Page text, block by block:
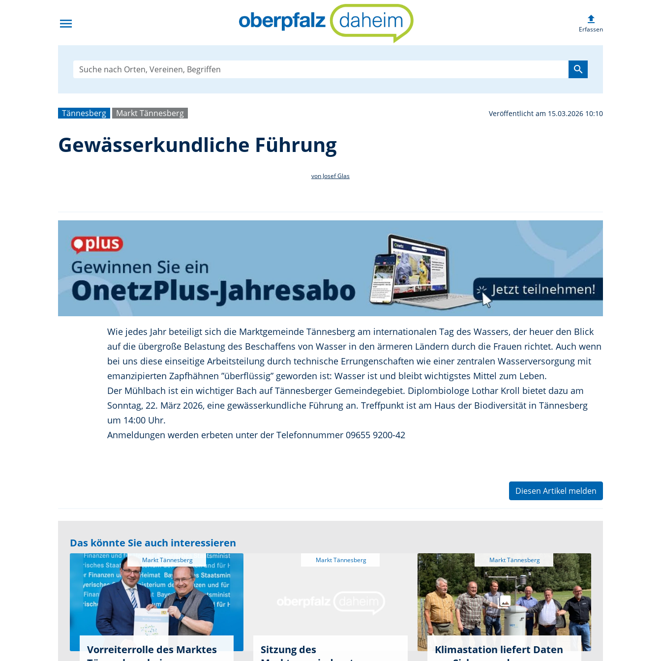
menu Gewässerkundliche Führung |
upload
Erfassen
search
Tännesberg Markt Tännesberg Veröffentlicht am 15.03.2026 10:10
Gewässerkundliche Führung
von Josef Glas
Wie jedes Jahr beteiligt sich die Marktgemeinde Tännesberg am internationalen Tag des Wassers, der heuer den Blick
auf die übergroße Belastung des Beschaffens von Wasser in den ärmeren Ländern durch die Frauen richtet. Auch wenn
bei uns diese einseitige Arbeitsteilung durch technische Errungenschaften wie einer zentralen Wasserversorgung mit
emanzipierten Zapfhähnen ”überflüssig” geworden ist: Wasser ist und bleibt wichtigstes Mittel zum Leben.
Der Mühlbach ist ein wichtiger Bach auf Tännesberger Gemeindegebiet. Diplombiologe Lothar Kroll bietet dazu am
Sonntag, 22. März 2026, eine gewässerkundliche Führung an. Treffpunkt ist am Haus der Biodiversität in Tännesberg
um 14:00 Uhr.
Anmeldungen werden erbeten unter der Telefonnummer 09655 9200-42
Diesen Artikel melden
Das könnte Sie auch interessieren
Markt Tännesberg
Vorreiterrolle des Marktes
Markt Tännesberg
Sitzung des
Klimastation liefert Daten